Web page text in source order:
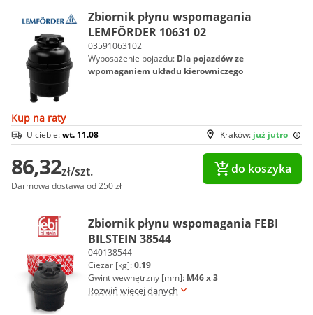
Zbiornik płynu wspomagania
LEMFÖRDER 10631 02
03591063102
Wyposażenie pojazdu: Dla pojazdów ze
wpomaganiem układu kierowniczego
Kup na raty
Kraków: już jutro
U ciebie:wt. 11.08
86,32zł/szt.
Darmowa dostawa od 250 zł
do koszyka
Zbiornik płynu wspomagania FEBI
BILSTEIN 38544
040138544
Ciężar [kg]:0.19
Gwint wewnętrzny [mm]: M46 x 3
Rozwiń więcej danych